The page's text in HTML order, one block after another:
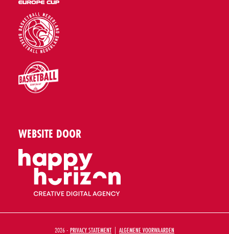
WEBSITE DOOR
2026 - PRIVACY STATEMENT | ALGEMENE VOORWAARDEN